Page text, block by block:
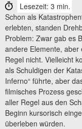
Lesezeit: 3 min.
Schon als
erlebten, standen
Problem: Zwar gab es
andere Elemente, aber
Regel nicht. Vielleicht
als Schuldigen der
Inferno“ führte, aber
filmisches Prozess
aller Regel aus den
Beginn kursorisch
überleben würden.